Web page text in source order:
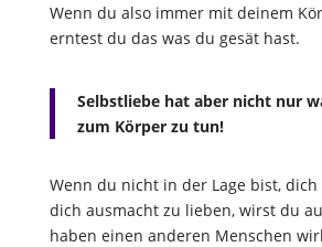
Wenn du also immer mit deinem
erntest du das was du gesät hast.
Selbstliebe hat aber nicht nur
zum Körper zu tun!
Wenn du nicht in der Lage bist, dich
dich ausmacht zu lieben, wirst du
haben einen anderen Menschen